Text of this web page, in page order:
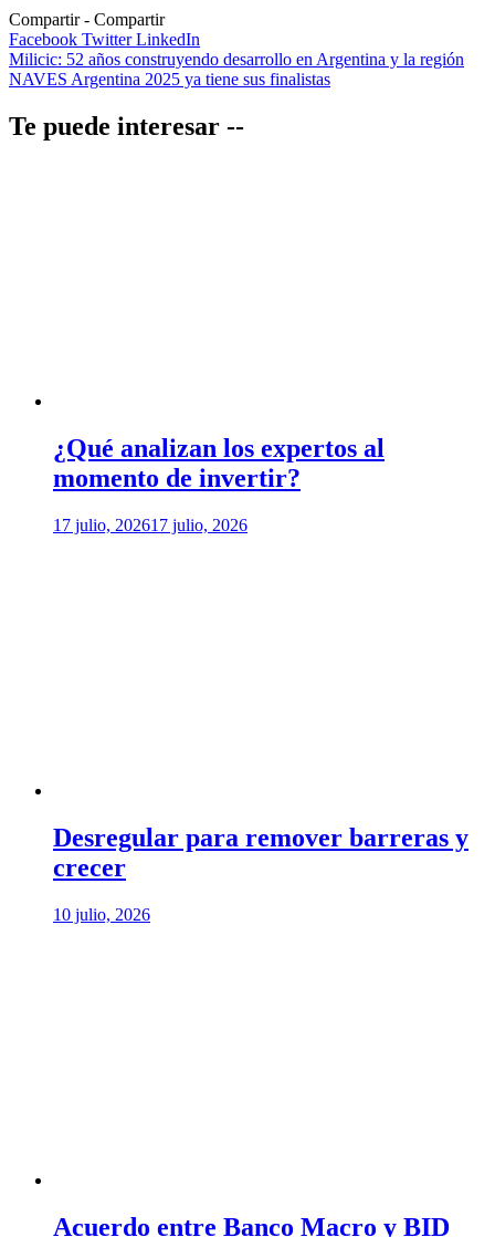
Compartir
Facebook TwitterLinkedIn
Navegación
de
entradas
Milicic: 52 años construyendo desarrollo en Argentina y la región
NAVES Argentina 2025 ya tiene sus finalistas
Te puede interesar --
¿Qué analizan los expertos al
momento de invertir?
17 julio, 202617 julio, 2026
Desregular para remover barreras y
crecer
10 julio, 2026
Acuerdo entre Banco Macro y BID